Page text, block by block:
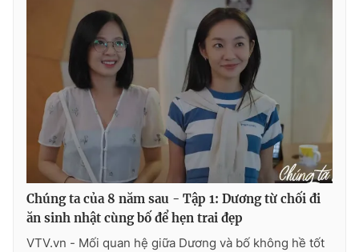
Chúng ta của 8 năm sau - Tập 1: Dương từ chối đi
ăn sinh nhật cùng bố để hẹn trai đẹp
VTV.vn - Mối quan hệ giữa Dương và bố không hề tốt